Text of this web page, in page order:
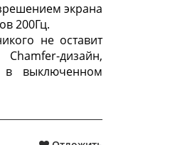
экрана
200Гц.
не оставит
дизайн,
в выключенном